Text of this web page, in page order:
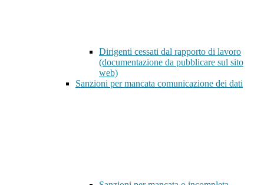
Dirigenti cessati dal rapporto di lavoro
(documentazione da pubblicare sul sito
web)
Sanzioni per mancata comunicazione dei dati